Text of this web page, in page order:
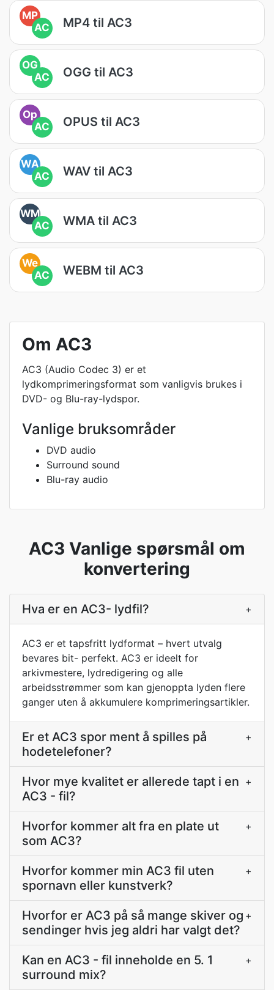
MP
AC
MP4 til AC3
OG
AC
OGG til AC3
Op
AC
OPUS til AC3
WA
AC
WAV til AC3
WM
AC
WMA til AC3
We
AC
WEBM til AC3
Om AC3
AC3 (Audio Codec 3) er et
lydkomprimeringsformat som vanligvis brukes i
DVD- og Blu-ray-lydspor.
Vanlige bruksområder
DVD audio
Surround sound
Blu-ray audio
AC3 Vanlige spørsmål om
konvertering
Hva er en AC3- lydfil? +
AC3 er et tapsfritt lydformat – hvert utvalg
bevares bit- perfekt. AC3 er ideelt for
arkivmestere, lydredigering og alle
arbeidsstrømmer som kan gjenoppta lyden flere
ganger uten å akkumulere komprimeringsartikler.
Er et AC3 spor ment å spilles på
hodetelefoner?
+
Hvor mye kvalitet er allerede tapt i en
AC3 - fil?
+
Hvorfor kommer alt fra en plate ut
som AC3?
+
Hvorfor kommer min AC3 fil uten
spornavn eller kunstverk?
+
Hvorfor er AC3 på så mange skiver og
sendinger hvis jeg aldri har valgt det?
+
Kan en AC3 - fil inneholde en 5. 1
surround mix?
+